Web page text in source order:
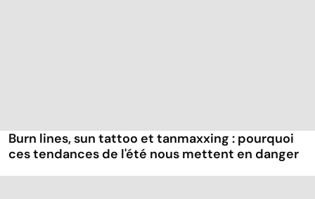
Burn lines, sun tattoo et tanmaxxing : pourquoi
ces tendances de l'été nous mettent en danger